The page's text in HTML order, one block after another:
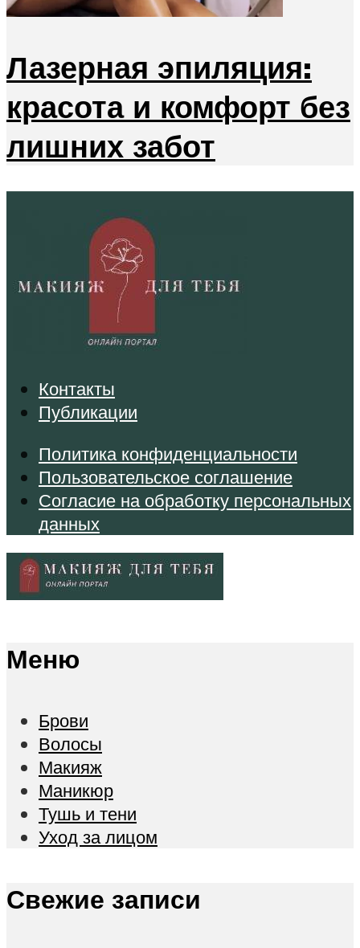
Лазерная эпиляция:
красота и комфорт без
лишних забот
Контакты
Публикации
Политика конфиденциальности
Пользовательское соглашение
Согласие на обработку персональных
данных
Меню
Брови
Волосы
Макияж
Маникюр
Тушь и тени
Уход за лицом
Свежие записи